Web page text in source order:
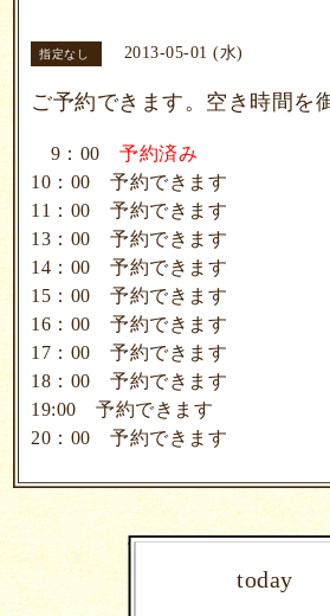
指定なし 2013-05-01 (水)
ご予約できます。空き時間を
9：00予約済み
10：00 予約できます
11：00 予約できます
13：00 予約できます
14：00 予約できます
15：00 予約できます
16：00 予約できます
17：00 予約できます
18：00 予約できます
19:00 予約できます
20：00 予約できます
today